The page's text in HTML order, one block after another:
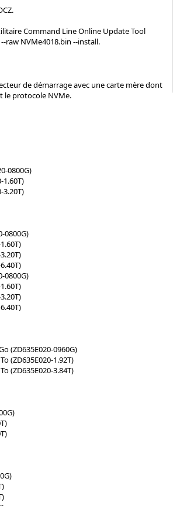
Command Line Online Update Tool
raw NVMe4018.bin --install.
de démarrage avec une carte mère dont
le protocole NVMe.
0800G)
1.60T)
3.20T)
0800G)
0800G)
(ZD635E020-0960G)
(ZD635E020-1.92T)
(ZD635E020-3.84T)